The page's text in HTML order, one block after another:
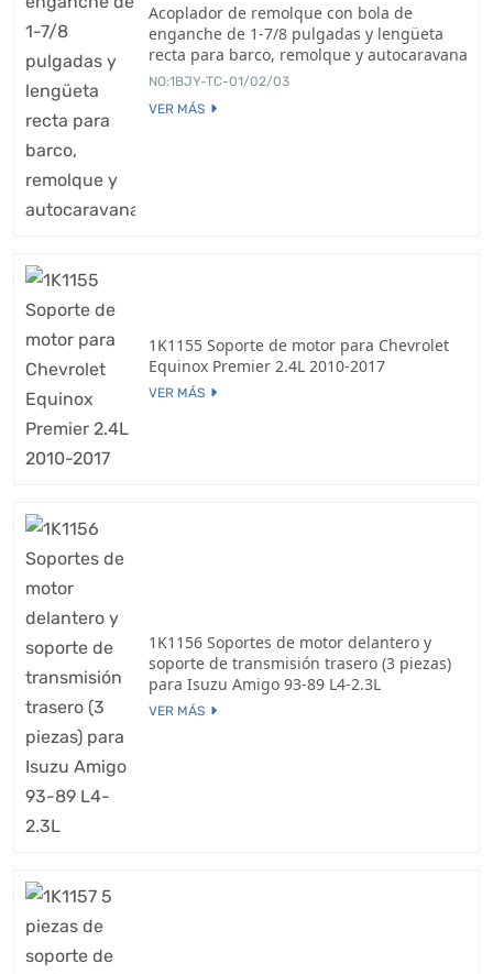
Acoplador de remolque con bola de
enganche de 1-7/8 pulgadas y lengüeta
recta para barco, remolque y autocaravana
NO:1BJY-TC-01/02/03
VER MÁS
1K1155 Soporte de motor para Chevrolet
Equinox Premier 2.4L 2010-2017
VER MÁS
1K1156 Soportes de motor delantero y
soporte de transmisión trasero (3 piezas)
para Isuzu Amigo 93-89 L4-2.3L
VER MÁS